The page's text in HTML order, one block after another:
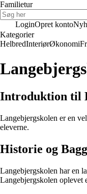
Familietur
LoginOpret konto
Kategorier
HelbredInteriørØkonomi
Introduktion til
Langebjergskolen er en
eleverne.
Historie og
Langebjergskolen har en
Langebjergskolen oplevet